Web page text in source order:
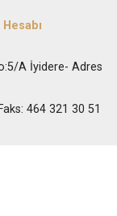
A İyidere- Adres
464 321 30 51